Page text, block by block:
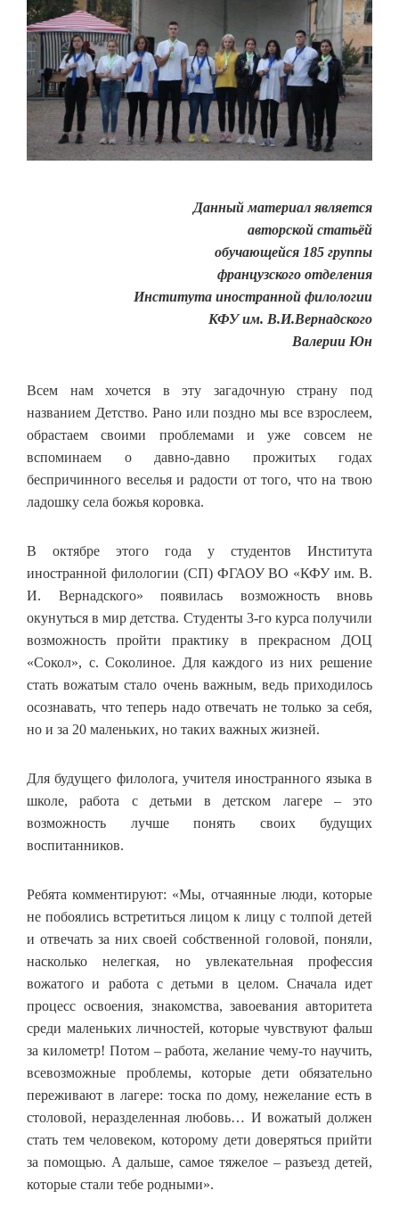
Данный материал является
авторской статьёй
обучающейся 185 группы
французского отделения
Института иностранной филологии
КФУ им. В.И.Вернадского
Валерии Юн
Всем нам хочется в эту загадочную страну под
названием Детство. Рано или поздно мы все взрослеем,
обрастаем своими проблемами и уже совсем не
вспоминаем о давно-давно прожитых годах
беспричинного веселья и радости от того, что на твою
ладошку села божья коровка.
В октябре этого года у студентов Института
иностранной филологии (СП) ФГАОУ ВО «КФУ им. В.
И. Вернадского» появилась возможность вновь
окунуться в мир детства. Студенты 3-го курса получили
возможность пройти практику в прекрасном ДОЦ
«Сокол», с. Соколиное. Для каждого из них решение
стать вожатым стало очень важным, ведь приходилось
осознавать, что теперь надо отвечать не только за себя,
но и за 20 маленьких, но таких важных жизней.
Для будущего филолога, учителя иностранного языка в
школе, работа с детьми в детском лагере – это
возможность лучше понять своих будущих
воспитанников.
Ребята комментируют: «Мы, отчаянные люди, которые
не побоялись встретиться лицом к лицу с толпой детей
и отвечать за них своей собственной головой, поняли,
насколько нелегкая, но увлекательная профессия
вожатого и работа с детьми в целом. Сначала идет
процесс освоения, знакомства, завоевания авторитета
среди маленьких личностей, которые чувствуют фальш
за километр! Потом – работа, желание чему-то научить,
всевозможные проблемы, которые дети обязательно
переживают в лагере: тоска по дому, нежелание есть в
столовой, неразделенная любовь… И вожатый должен
стать тем человеком, которому дети доверяться прийти
за помощью. А дальше, самое тяжелое – разъезд детей,
которые стали тебе родными».